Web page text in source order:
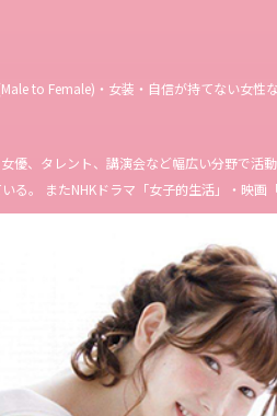
to Female)・女装・自信が持てない女
女優、タレント、講演会など幅広い分野で
る。 またNHKドラマ「女子的生活」・映